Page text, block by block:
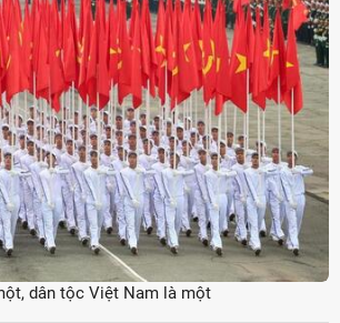
dân tộc Việt Nam là một